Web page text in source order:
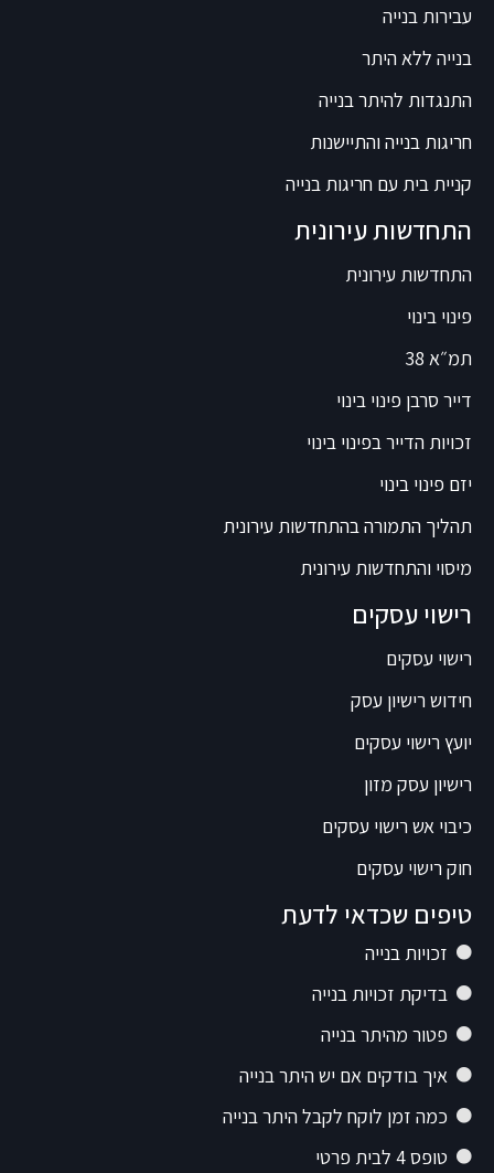
עבירות בנייה
בנייה ללא היתר
התנגדות להיתר בנייה
חריגות בנייה והתיישנות
קניית בית עם חריגות בנייה
התחדשות עירונית
התחדשות עירונית
פינוי בינוי
תמ״א 38
דייר סרבן פינוי בינוי
זכויות הדייר בפינוי בינוי
יזם פינוי בינוי
תהליך התמורה בהתחדשות עירונית
מיסוי והתחדשות עירונית
רישוי עסקים
רישוי עסקים
חידוש רישיון עסק
יועץ רישוי עסקים
רישיון עסק מזון
כיבוי אש רישוי עסקים
חוק רישוי עסקים
טיפים שכדאי לדעת
זכויות בנייה
בדיקת זכויות בנייה
פטור מהיתר בנייה
איך בודקים אם יש היתר בנייה
כמה זמן לוקח לקבל היתר בנייה
טופס 4 לבית פרטי